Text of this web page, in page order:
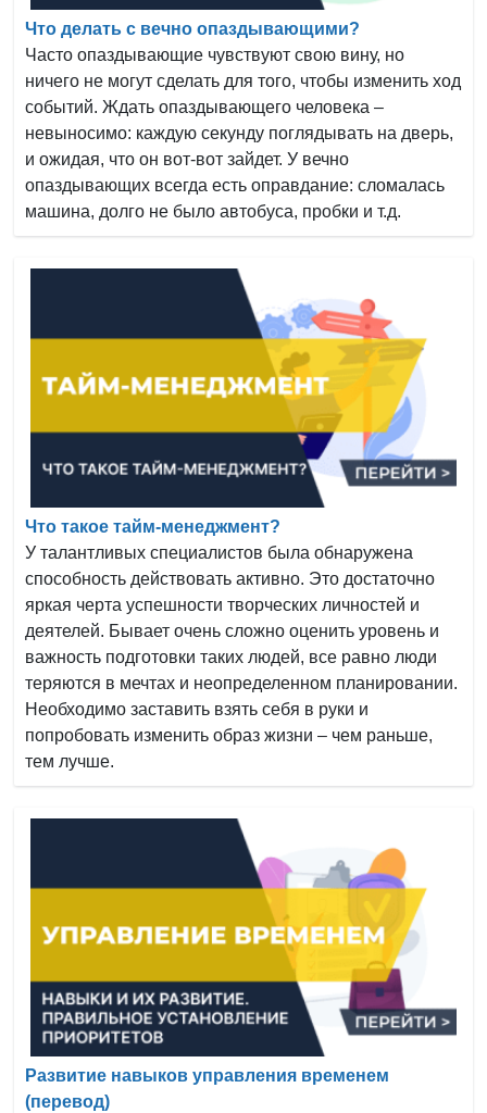
Что делать с вечно опаздывающими?
Часто опаздывающие чувствуют свою вину, но
ничего не могут сделать для того, чтобы изменить ход
событий. Ждать опаздывающего человека –
невыносимо: каждую секунду поглядывать на дверь,
и ожидая, что он вот-вот зайдет. У вечно
опаздывающих всегда есть оправдание: сломалась
машина, долго не было автобуса, пробки и т.д.
Что такое тайм-менеджмент?
У талантливых специалистов была обнаружена
способность действовать активно. Это достаточно
яркая черта успешности творческих личностей и
деятелей. Бывает очень сложно оценить уровень и
важность подготовки таких людей, все равно люди
теряются в мечтах и неопределенном планировании.
Необходимо заставить взять себя в руки и
попробовать изменить образ жизни – чем раньше,
тем лучше.
Развитие навыков управления временем
(перевод)